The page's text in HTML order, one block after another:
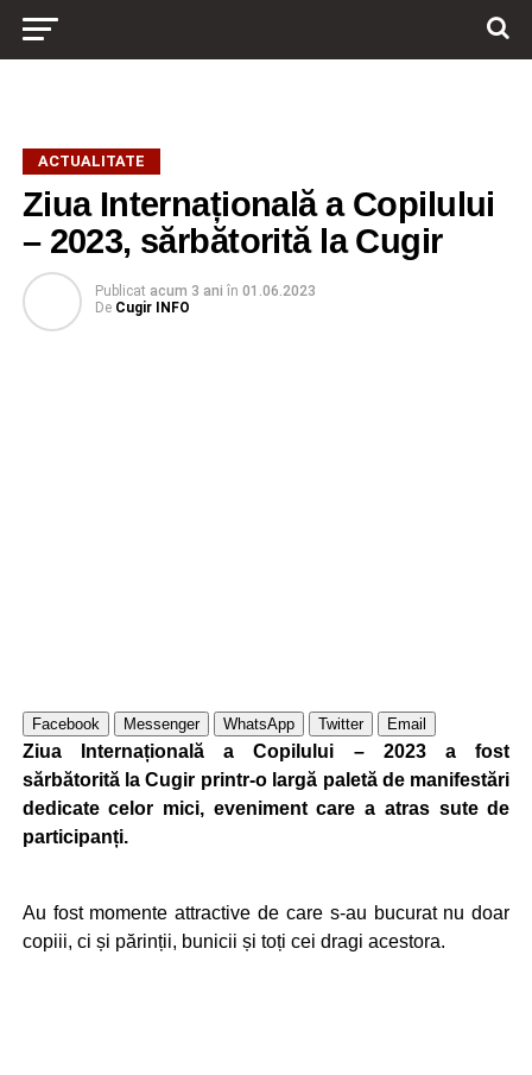
ACTUALITATE
Ziua Internațională a Copilului
– 2023, sărbătorită la Cugir
Publicat acum 3 ani în 01.06.2023
De Cugir INFO
Facebook Messenger WhatsApp Twitter Email
Ziua Internațională a Copilului – 2023 a fost
sărbătorită la Cugir printr-o largă paletă de manifestări
dedicate celor mici, eveniment care a atras sute de
participanți.
Au fost momente attractive de care s-au bucurat nu doar
copiii, ci și părinții, bunicii și toți cei dragi acestora.